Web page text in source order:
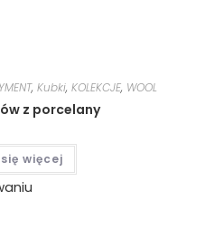
, Kubki, KOLEKCJE, WOOL
z porcelany
więcej